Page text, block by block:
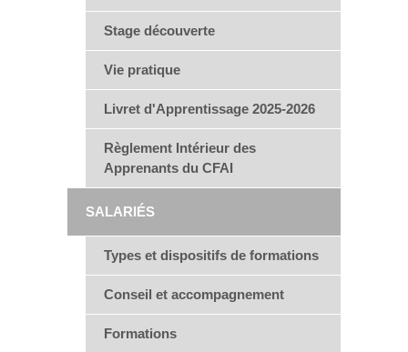
Stage découverte
Vie pratique
Livret d'Apprentissage 2025-2026
Règlement Intérieur des
Apprenants du CFAI
SALARIÉS
Types et dispositifs de formations
Conseil et accompagnement
Formations